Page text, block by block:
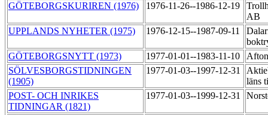
GÖTEBORGSKURIREN (1976)
1976-11-26--1986-12-19
AB
UPPLANDS NYHETER (1975)
1976-12-15--1987-09-11
GÖTEBORGSNYTT (1973)
1977-01-01--1983-11-10
SÖLVESBORGSTIDNINGEN
(1905)
1977-01-03--1997-12-31
läns
POST- OCH INRIKES
TIDNINGAR (1821)
1977-01-03--1999-12-31